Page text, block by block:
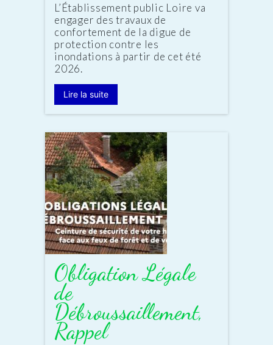
L’Établissement public Loire va
engager des travaux de
confortement de la digue de
protection contre les
inondations à partir de cet été
2026.
Lire la suite
Obligation Légale
de
Débroussaillement,
Rappel